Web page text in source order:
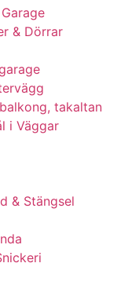
& Dörrar
takaltan
i Väggar
& Stängsel